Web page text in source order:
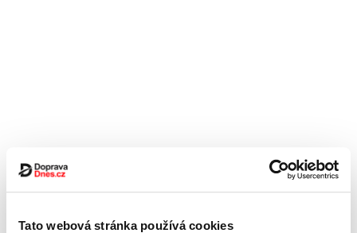
Tato webová stránka používá cookies